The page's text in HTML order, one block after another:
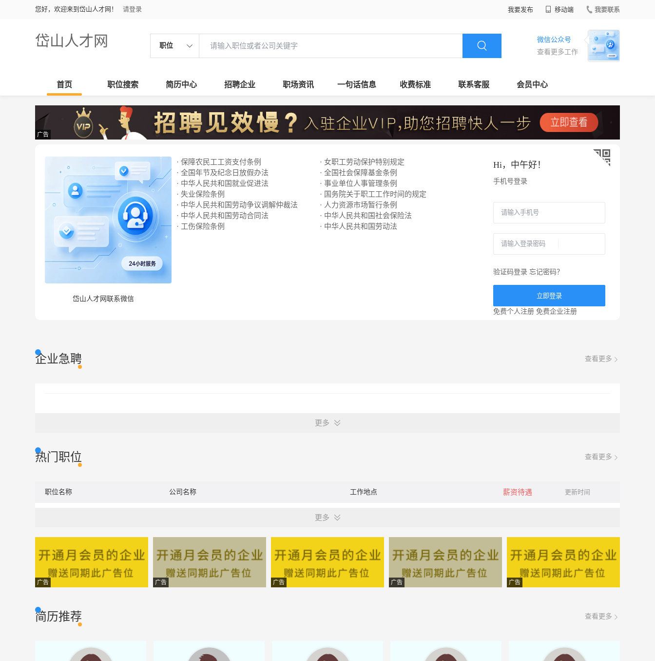
您好，欢迎来到岱山人才网！ 请登录 我要发布 移动端 我要联系
岱山人才网 职位
微信公众号
查看更多工作
首页 职位搜索 简历中心 招聘企业 职场资讯 一句话信息 收费标准 联系客服 会员中心
广告
岱山人才网联系微信
· 保障农民工工资支付条例
· 女职工劳动保护特别规定
· 全国年节及纪念日放假办法
· 全国社会保障基金条例
· 中华人民共和国就业促进法
· 事业单位人事管理条例
· 失业保险条例
· 国务院关于职工工作时间的规定
· 中华人民共和国劳动争议调解仲裁法
· 人力资源市场暂行条例
· 中华人民共和国劳动合同法
· 中华人民共和国社会保险法
· 工伤保险条例
· 中华人民共和国劳动法
Hi， 中午好！
手机号登录
验证码登录 忘记密码？
立即登录
免费个人注册 免费企业注册
企业急聘 查看更多
更多
热门职位 查看更多
职位名称 公司名称 工作地点 薪资待遇 更新时间
更多
广告 广告 广告 广告 广告
简历推荐 查看更多